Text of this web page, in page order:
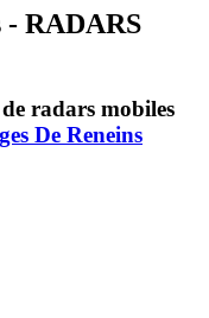
- RADARS
radars mobiles
De Reneins